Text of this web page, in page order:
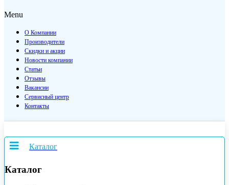
Menu
О Компании
Производители
Скидки и акции
Новости компании
Статьи
Отзывы
Вакансии
Сервисный центр
Контакты
Каталог
Каталог